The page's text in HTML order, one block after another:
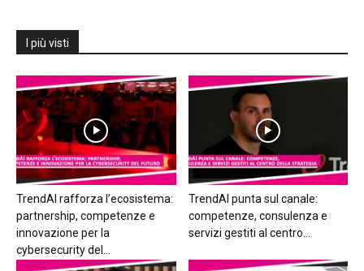
I più visti
TrendAI rafforza l’ecosistema:
partnership, competenze e
innovazione per la
cybersecurity del...
TrendAI punta sul canale:
competenze, consulenza e
servizi gestiti al centro...